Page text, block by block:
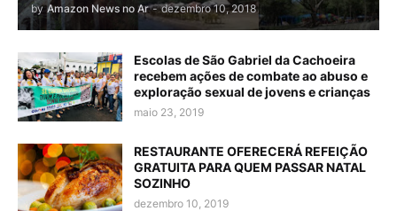
by Amazon News no Ar - dezembro 10, 2018
Escolas de São Gabriel da Cachoeira
recebem ações de combate ao abuso e
exploração sexual de jovens e crianças
maio 23, 2019
RESTAURANTE OFERECERÁ REFEIÇÃO
GRATUITA PARA QUEM PASSAR NATAL
SOZINHO
dezembro 10, 2019